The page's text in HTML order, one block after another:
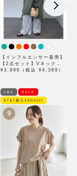
【インフルエンサー着用】
【2点セット】Vネックピ
ンタックセットワンピース
¥3,990（税込 ¥4,389）
LBC SALE
ﾓｱｵﾌ最大4000off
9